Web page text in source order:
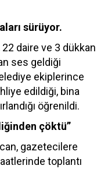
sürüyor.
22 daire ve 3 dükkan
ses geldiği
ekiplerince
edildiği, bina
öğrenildi.
çöktü”
gazetecilere
toplantı